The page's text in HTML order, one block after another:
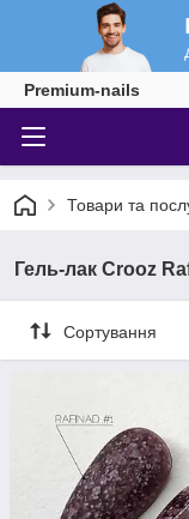
Premium-nails
Товари та
Гель-лак Crooz
Сортування